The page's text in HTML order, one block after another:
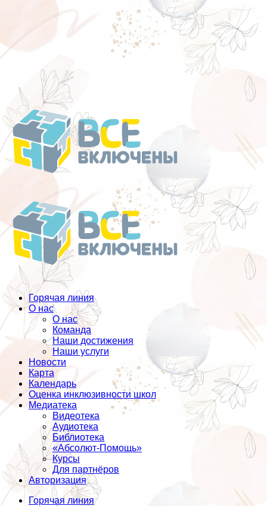
Перейти
к
содержанию
Горячая линия
О нас
О нас
Команда
Наши достижения
Наши услуги
Новости
Карта
Календарь
Оценка инклюзивности школ
Медиатека
Видеотека
Аудиотека
Библиотека
«Абсолют-Помощь»
Курсы
Для партнёров
Авторизация
Горячая линия